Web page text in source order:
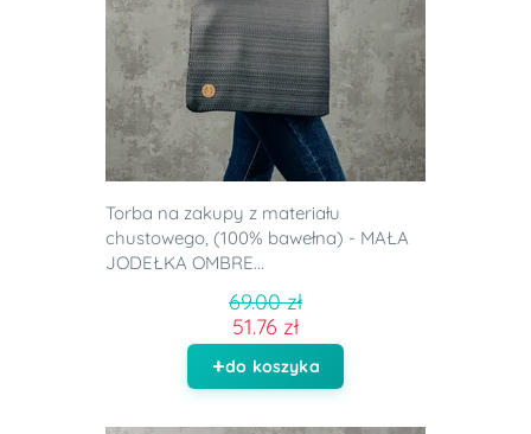
Torba na zakupy z materiału
chustowego, (100% bawełna) - MAŁA
JODEŁKA OMBRE...
69.00 zł
51.76 zł
do koszyka